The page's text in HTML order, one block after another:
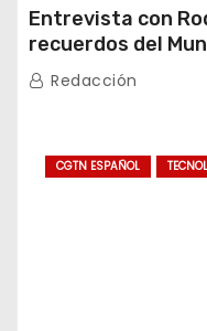
Entrevista con
recuerdos del
experiencia en
Redacción
CGTN ESPAÑOL